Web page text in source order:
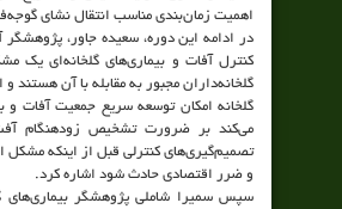
اهمیت زمان‌بندی مناسب انتقال نشای
در ادامه این دوره، سعیده جاور، پژوهشگر
کنترل آفات و بیماری‌های گلخانه‌ای یک
گلخانه‌داران مجبور به مقابله با آن هستند و
گلخانه امکان توسعه سریع جمعیت آفات و
می‌کند بر ضرورت تشخیص زودهنگام
تصمیم‌گیری‌های کنترلی قبل از اینکه مشکل
و ضرر اقتصادی حادث شود اشاره کرد.
سپس سمیرا شاملی پژوهشگر بیماری‌های